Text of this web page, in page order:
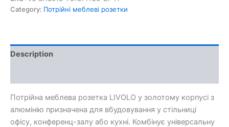
Category: Потрійні меблеві розетки
Description
Потрійна меблева розетка LIVOLO у золотому корпусі з
алюмінію призначена для вбудовування у стільниці
офісу, конференц-залу або кухні. Комбінує універсальну